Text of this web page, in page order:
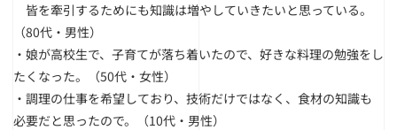
皆を牽引するためにも知識は増やしていきたいと思っている。
（80代・男性）
・娘が高校生で、子育てが落ち着いたので、好きな料理の勉強をし
たくなった。（50代・女性）
・調理の仕事を希望しており、技術だけではなく、食材の知識も
必要だと思ったので。（10代・男性）